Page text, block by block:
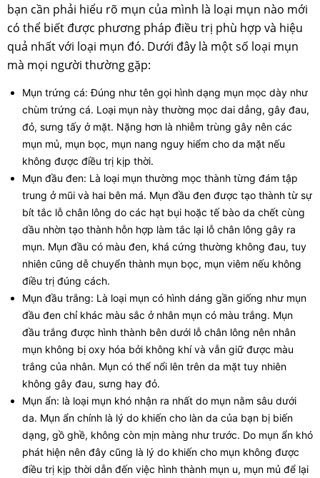
bạn cần phải hiểu rõ mụn của mình là loại mụn nào mới
có thể biết được phương pháp điều trị phù hợp và hiệu
quả nhất với loại mụn đó. Dưới đây là một số loại mụn
mà mọi người thường gặp:
Mụn trứng cá: Đúng như tên gọi hình dạng mụn mọc dày như
chùm trứng cá. Loại mụn này thường mọc dai dẳng, gây đau,
đỏ, sưng tấy ở mặt. Nặng hơn là nhiễm trùng gây nên các
mụn mủ, mụn bọc, mụn nang nguy hiểm cho da mặt nếu
không được điều trị kịp thời.
Mụn đầu đen: Là loại mụn thường mọc thành từng đám tập
trung ở mũi và hai bên má. Mụn đầu đen được tạo thành từ sự
bít tắc lỗ chân lông do các hạt bụi hoặc tế bào da chết cùng
dầu nhờn tạo thành hỗn hợp làm tắc lại lỗ chân lông gây ra
mụn. Mụn đầu có màu đen, khá cứng thường không đau, tuy
nhiên cũng dễ chuyển thành mụn bọc, mụn viêm nếu không
điều trị đúng cách.
Mụn đầu trắng: Là loại mụn có hình dáng gần giống như mụn
đầu đen chỉ khác màu sắc ở nhân mụn có màu trắng. Mụn
đầu trắng được hình thành bên dưới lỗ chân lông nên nhân
mụn không bị oxy hóa bởi không khí và vẫn giữ được màu
trắng của nhân. Mụn có thể nổi lên trên da mặt tuy nhiên
không gây đau, sưng hay đỏ.
Mụn ẩn: là loại mụn khó nhận ra nhất do mụn nằm sâu dưới
da. Mụn ẩn chính là lý do khiến cho làn da của bạn bị biến
dạng, gồ ghề, không còn mịn màng như trước. Do mụn ẩn khó
phát hiện nên đây cũng là lý do khiến cho mụn không được
điều trị kịp thời dẫn đến việc hình thành mụn u, mụn mủ để lại